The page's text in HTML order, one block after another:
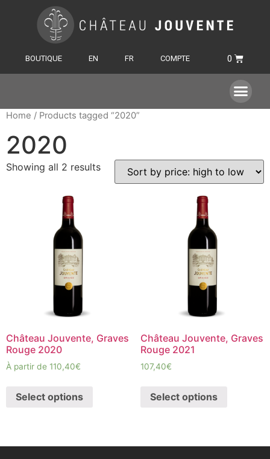
BOUTIQUE EN FR COMPTE
Home / Products tagged “2020”
2020
Showing all 2 results
Château Jouvente, Graves
Rouge 2020
À partir de 110,40€
Select options
Château Jouvente, Graves
Rouge 2021
107,40€
Select options